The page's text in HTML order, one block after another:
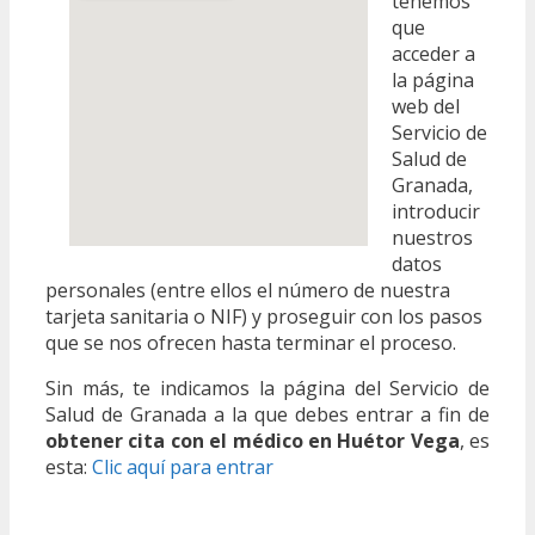
que
acceder a
la página
web del
Servicio de
Salud de
Granada,
introducir
nuestros
datos
personales (entre ellos el número de nuestra
tarjeta sanitaria o NIF) y proseguir con los pasos
que se nos ofrecen hasta terminar el proceso.
Sin más, te indicamos la página del Servicio de
Salud de Granada a la que debes entrar a fin de
obtener cita con el médico en Huétor Vega, es
esta: Clic aquí para entrar